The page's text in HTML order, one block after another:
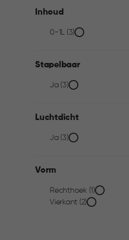
Inhoud
Inhoud
filter
0-1L (3)
Stapelbaar
Stapelbaar
filter
Ja (3)
Luchtdicht
Luchtdicht
filter
Ja (3)
Vorm
Vorm
Rechthoek (1)
Vierkant (2)